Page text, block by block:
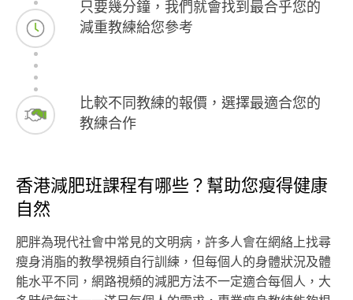
只要幾分鐘，我們就會找到最合乎您的
減重教練給您參考
比較不同教練的報價，選擇最適合您的
教練合作
香港減肥班課程有哪些？幫助您瘦得健康
自然
肥胖為現代社會中常見的文明病，許多人會在網絡上找尋
瘦身消脂的教學視頻自行訓練，但每個人的身體狀況及體
能水平不同，網路視頻的減肥方法不一定適合每個人，大